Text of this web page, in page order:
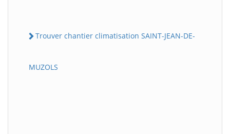
Trouver chantier climatisation SAINT-JEAN-DE-
MUZOLS